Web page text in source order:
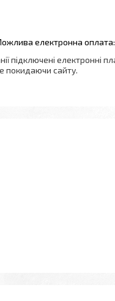
підключені електронні
покидаючи сайту.